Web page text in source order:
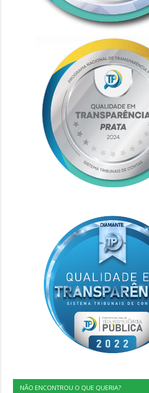
NÃO ENCONTROU O QUE QUERIA?